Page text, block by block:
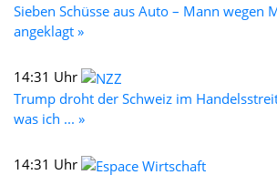
Sieben Schüsse aus Auto – Mann wegen
angeklagt »
14:31 Uhr
Trump droht der Schweiz im
was ich ... »
14:31 Uhr